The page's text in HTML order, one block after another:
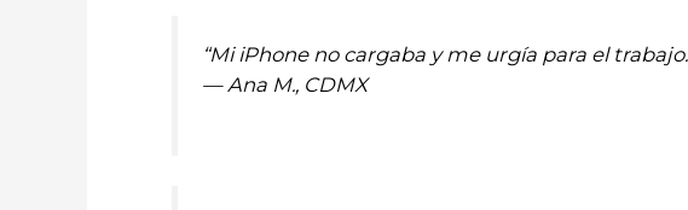
“Mi iPhone no cargaba y me urgía para el
— Ana M., CDMX